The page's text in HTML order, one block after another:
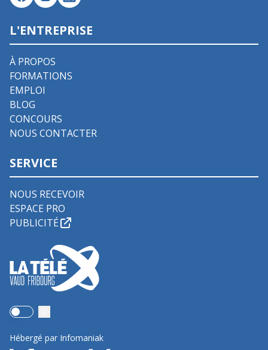
L'ENTREPRISE
À PROPOS
FORMATIONS
EMPLOI
BLOG
CONCOURS
NOUS CONTACTER
SERVICE
NOUS RECEVOIR
ESPACE PRO
PUBLICITÉ
Use setting
Hébergé par Infomaniak